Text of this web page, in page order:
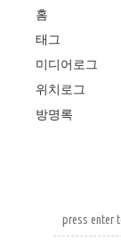
홈
태그
미디어로그
위치로그
방명록